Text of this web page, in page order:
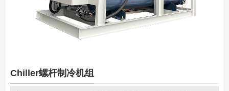
Chiller螺杆制冷机组